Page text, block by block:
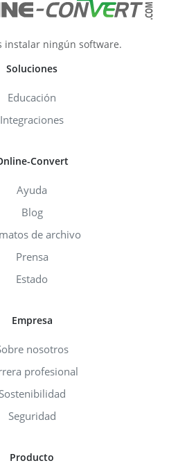
instalar ningún software.
Soluciones
Educación
Integraciones
Convert
Ayuda
Blog
de archivo
Prensa
Estado
Empresa
nosotros
profesional
Sostenibilidad
Seguridad
Producto